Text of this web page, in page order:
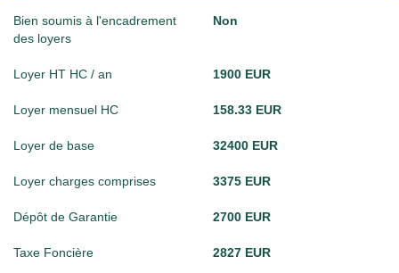
Bien soumis à l'encadrement
des loyers
Non
Loyer HT HC / an 1900 EUR
Loyer mensuel HC 158.33 EUR
Loyer de base 32400 EUR
Loyer charges comprises 3375 EUR
Dépôt de Garantie 2700 EUR
Taxe Foncière 2827 EUR